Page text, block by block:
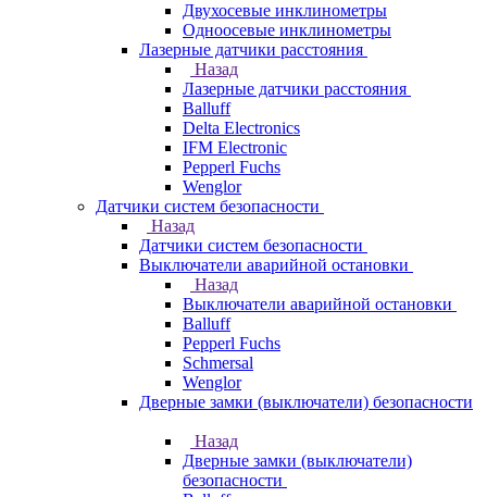
Двухосевые инклинометры
Одноосевые инклинометры
Лазерные датчики расстояния
Назад
Лазерные датчики расстояния
Balluff
Delta Electronics
IFM Electronic
Pepperl Fuchs
Wenglor
Датчики систем безопасности
Назад
Датчики систем безопасности
Выключатели аварийной остановки
Назад
Выключатели аварийной остановки
Balluff
Pepperl Fuchs
Schmersal
Wenglor
Дверные замки (выключатели) безопасности
Назад
Дверные замки (выключатели)
безопасности